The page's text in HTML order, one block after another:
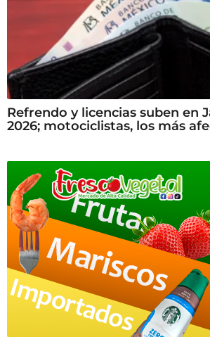
Refrendo y licencias suben en
2026; motociclistas, los más